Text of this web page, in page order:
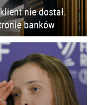
nie dostał.
banków